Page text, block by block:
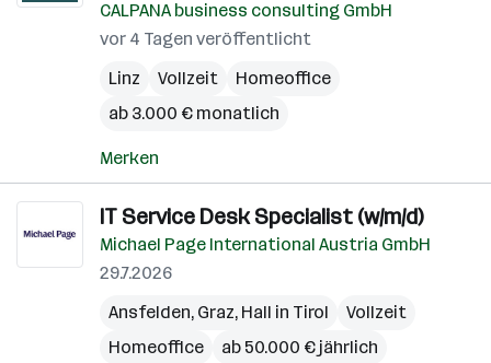
CALPANA business consulting GmbH
vor 4 Tagen veröffentlicht
Linz
Vollzeit
Homeoffice
ab 3.000 € monatlich
Merken
IT Service Desk Specialist (w/m/d)
Michael Page International Austria GmbH
29.7.2026
Ansfelden, Graz, Hall in Tirol
Vollzeit
Homeoffice
ab 50.000 € jährlich